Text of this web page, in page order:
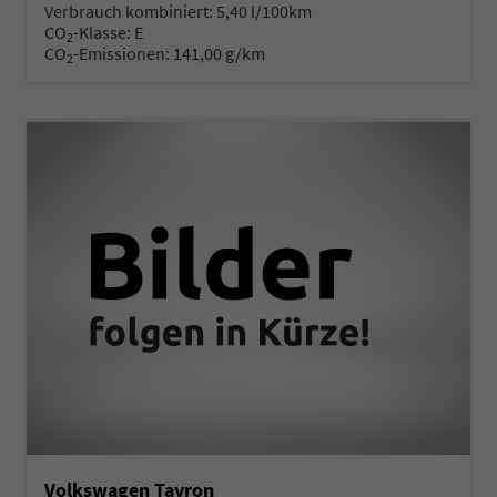
Verbrauch kombiniert: 5,40 l/100km
CO2-Klasse: E
CO2-Emissionen: 141,00 g/km
Volkswagen Tayron